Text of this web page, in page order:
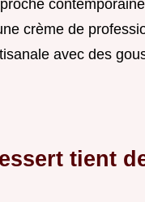
crème de
avec des
tient